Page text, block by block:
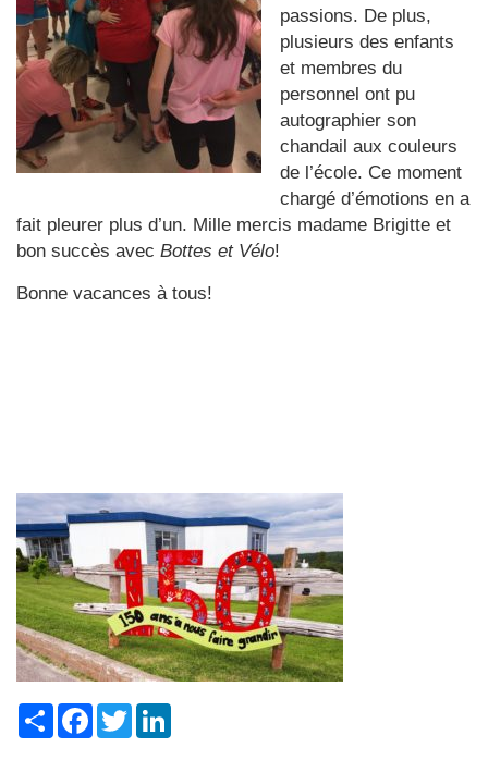
passions. De plus,
plusieurs des enfants
et membres du
personnel ont pu
autographier son
chandail aux couleurs
de l’école. Ce moment
chargé d’émotions en a
fait pleurer plus d’un. Mille mercis madame Brigitte et
bon succès avec Bottes et Vélo!
Bonne vacances à tous!
ShareFacebook
Twitter